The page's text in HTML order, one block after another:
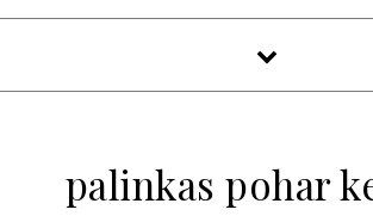
palinkas pohar